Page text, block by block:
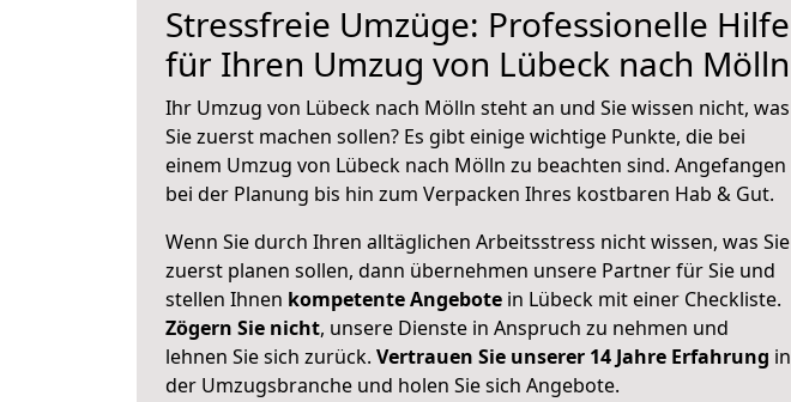
Stressfreie Umzüge: Professionelle Hilfe
für Ihren Umzug von Lübeck nach Mölln
Ihr Umzug von Lübeck nach Mölln steht an und Sie wissen nicht, was
Sie zuerst machen sollen? Es gibt einige wichtige Punkte, die bei
einem Umzug von Lübeck nach Mölln zu beachten sind. Angefangen
bei der Planung bis hin zum Verpacken Ihres kostbaren Hab & Gut.
Wenn Sie durch Ihren alltäglichen Arbeitsstress nicht wissen, was Sie
zuerst planen sollen, dann übernehmen unsere Partner für Sie und
stellen Ihnen kompetente Angebote in Lübeck mit einer Checkliste.
Zögern Sie nicht, unsere Dienste in Anspruch zu nehmen und
lehnen Sie sich zurück. Vertrauen Sie unserer 14 Jahre Erfahrung in
der Umzugsbranche und holen Sie sich Angebote.